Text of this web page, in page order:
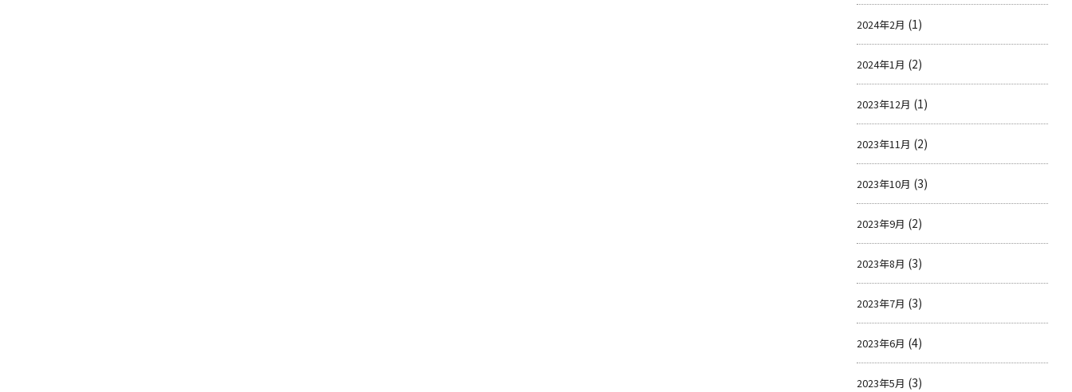
2024年2月 (1)
2024年1月 (2)
2023年12月 (1)
2023年11月 (2)
2023年10月 (3)
2023年9月 (2)
2023年8月 (3)
2023年7月 (3)
2023年6月 (4)
2023年5月 (3)